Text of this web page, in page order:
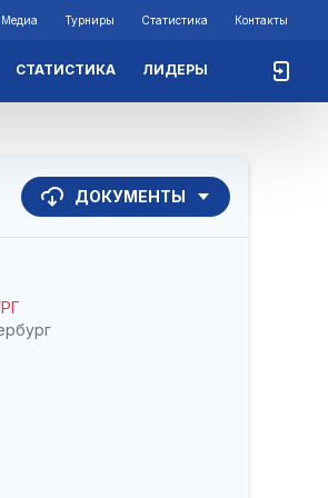
Медиа Турниры Статистика Контакты
СТАТИСТИКА ЛИДЕРЫ
ДОКУМЕНТЫ